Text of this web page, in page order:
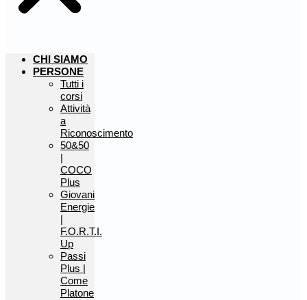
CHI SIAMO
PERSONE
Tutti i
corsi
Attività
a
Riconoscimento
50&50
|
COCO
Plus
Giovani
Energie
|
F.O.R.T.I.
Up
Passi
Plus |
Come
Platone